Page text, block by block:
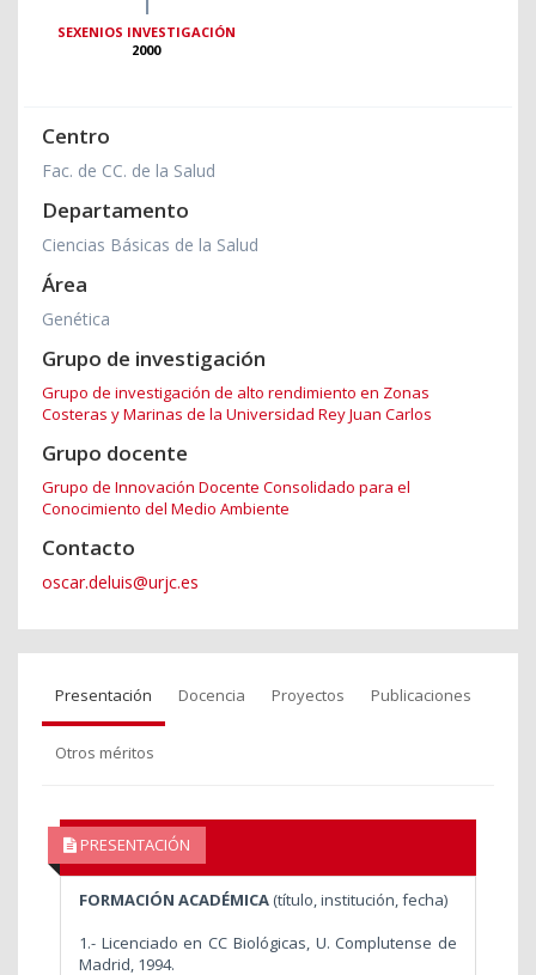
SEXENIOS INVESTIGACIÓN
2000
Centro
Fac. de CC. de la Salud
Departamento
Ciencias Básicas de la Salud
Área
Genética
Grupo de investigación
Grupo de investigación de alto rendimiento en Zonas
Costeras y Marinas de la Universidad Rey Juan Carlos
Grupo docente
Grupo de Innovación Docente Consolidado para el
Conocimiento del Medio Ambiente
Contacto
oscar.deluis@urjc.es
Presentación Docencia Proyectos Publicaciones
Otros méritos
PRESENTACIÓN
FORMACIÓN ACADÉMICA (título, institución, fecha)
1.- Licenciado en CC Biológicas, U. Complutense de
Madrid, 1994.